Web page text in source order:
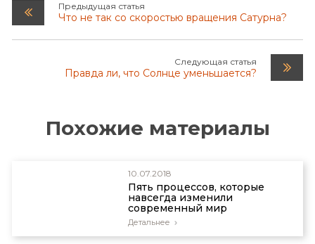
Предыдущая статья
Что не так со скоростью вращения Сатурна?
Следующая статья
Правда ли, что Солнце уменьшается?
Похожие материалы
10.07.2018
Пять процессов, которые
навсегда изменили
современный мир
Детальнее